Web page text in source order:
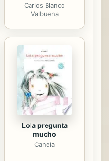
Carlos Blanco
Valbuena
Lola pregunta
mucho
Canela